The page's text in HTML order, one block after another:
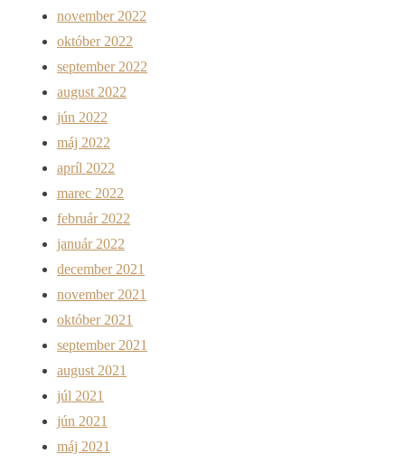
november 2022
október 2022
september 2022
august 2022
jún 2022
máj 2022
apríl 2022
marec 2022
február 2022
január 2022
december 2021
november 2021
október 2021
september 2021
august 2021
júl 2021
jún 2021
máj 2021